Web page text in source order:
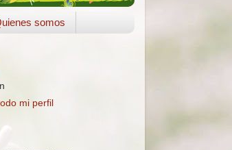
somos
mi perfil